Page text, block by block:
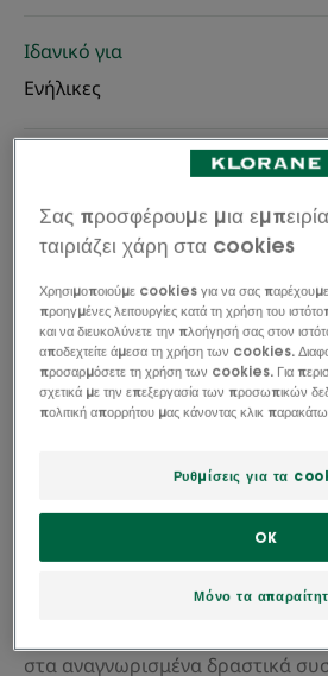
Ιδανικό για
Ενήλικες
Μείωση σμήγματος
Χώρα παρασκευής Γαλλία
άργιλο είναι μια καινοτόμος
καθαρίζει και να εξυγιαίνει το
κεφαλής με ένα εύκολο βήμα,
ερεθισμούς. Περιποίηση
στα αναγνωρισμένα δραστικά
Σας προσφέρουμε μια
ταιριάζει χάρη στα cookies
Χρησιμοποιούμε cookies για να σας παρέχουμε
προηγμένες λειτουργίες κατά τη χρήση του
και να διευκολύνετε την πλοήγησή σας στον
αποδεχτείτε άμεσα τη χρήση των cookies.
προσαρμόσετε τη χρήση των cookies. Για
σχετικά με την επεξεργασία των προσωπικών
πολιτική απορρήτου μας κάνοντας κλικ
Ρυθμίσεις για τα
Μόνο τα
OK